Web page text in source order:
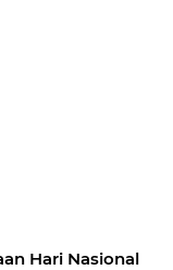
Hari Nasional